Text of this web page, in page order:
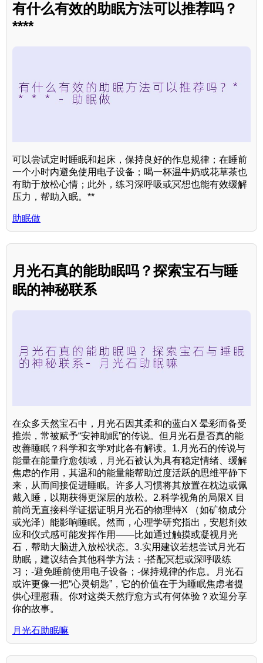
有什么有效的助眠方法可以推荐吗？
****
可以尝试定时睡眠和起床，保持良好的作息规律；在睡前
一个小时内避免使用电子设备；喝一杯温牛奶或花草茶也
有助于放松心情；此外，练习深呼吸或冥想也能有效缓解
压力，帮助入眠。**
助眠做
月光石真的能助眠吗？探索宝石与睡
眠的神秘联系
在众多天然宝石中，月光石因其柔和的蓝白X 晕彩而备受
推崇，常被赋予“安神助眠”的传说。但月光石是否真的能
改善睡眠？科学和玄学对此各有解读。1.月光石的传说与
能量在能量疗愈领域，月光石被认为具有稳定情绪、缓解
焦虑的作用，其温和的能量能帮助过度活跃的思维平静下
来，从而间接促进睡眠。许多人习惯将其放置在枕边或佩
戴入睡，以期获得更深层的放松。2.科学视角的局限X 目
前尚无直接科学证据证明月光石的物理特X （如矿物成分
或光泽）能影响睡眠。然而，心理学研究指出，安慰剂效
应和仪式感可能发挥作用——比如通过触摸或凝视月光
石，帮助大脑进入放松状态。3.实用建议若想尝试月光石
助眠，建议结合其他科学方法：-搭配冥想或深呼吸练
习；-避免睡前使用电子设备；-保持规律的作息。月光石
或许更像一把“心灵钥匙”，它的价值在于为睡眠焦虑者提
供心理慰藉。你对这类天然疗愈方式有何体验？欢迎分享
你的故事。
月光石助眠嘛